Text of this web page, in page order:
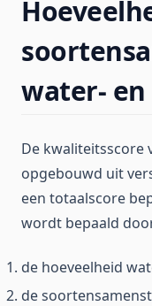
water-
De kwaliteitsscore
opgebouwd uit
een totaalscore
wordt bepaald
de hoeveelheid
de